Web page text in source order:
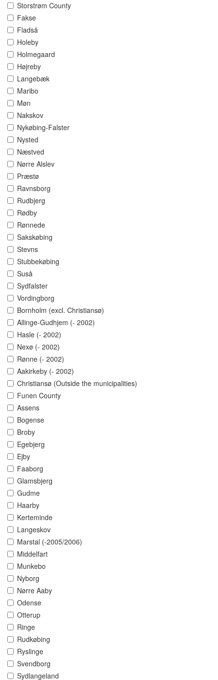
Storstrøm County
Fakse
Fladså
Holeby
Holmegaard
Højreby
Langebæk
Maribo
Møn
Nakskov
Nykøbing-Falster
Nysted
Næstved
Nørre Alslev
Præstø
Ravnsborg
Rudbjerg
Rødby
Rønnede
Sakskøbing
Stevns
Stubbekøbing
Suså
Sydfalster
Vordingborg
Bornholm (excl. Christiansø)
Allinge-Gudhjem (- 2002)
Hasle (- 2002)
Nexø (- 2002)
Rønne (- 2002)
Aakirkeby (- 2002)
Christiansø (Outside the municipalities)
Funen County
Assens
Bogense
Broby
Egebjerg
Ejby
Faaborg
Glamsbjerg
Gudme
Haarby
Kerteminde
Langeskov
Marstal (-2005/2006)
Middelfart
Munkebo
Nyborg
Nørre Aaby
Odense
Otterup
Ringe
Rudkøbing
Ryslinge
Svendborg
Sydlangeland